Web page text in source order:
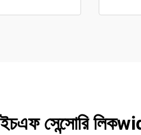
সেন্সোরি